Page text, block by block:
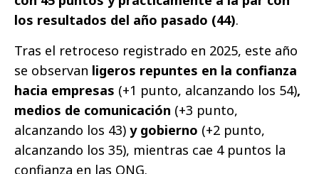
los resultados del año pasado (44).
Tras el retroceso registrado en 2025, este año
se observan ligeros repuntes en la confianza
hacia empresas (+1 punto, alcanzando los 54),
medios de comunicación (+3 punto,
alcanzando los 43) y gobierno (+2 punto,
alcanzando los 35), mientras cae 4 puntos la
confianza en las ONG.